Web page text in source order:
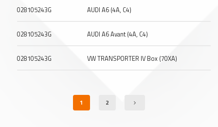
028105243G AUDI A6 (4A, C4)
028105243G AUDI A6 Avant (4A, C4)
028105243G VW TRANSPORTER IV Box (70XA)
1 2